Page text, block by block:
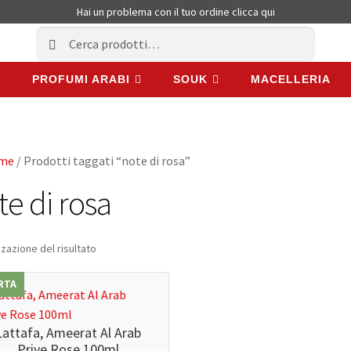
Hai un problema con il tuo ordine clicca qui
PROFUMI ARABI SOUK MACELLERIA
/ Prodotti taggati “note di rosa”
di rosa
del risultato
Ameerat Al Arab